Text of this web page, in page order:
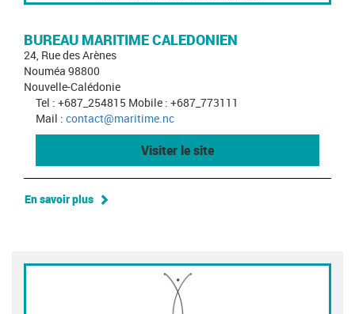
BUREAU MARITIME CALEDONIEN
24, Rue des Arènes
Nouméa 98800
Nouvelle-Calédonie
Tel : +687_254815 Mobile : +687_773111
Mail : contact@maritime.nc
Visiter le site
En savoir plus